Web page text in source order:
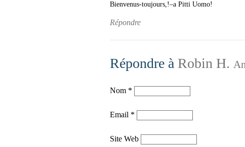
Bienvenus-toujours,!–a Pitti Uomo!
Répondre
Répondre à Robin H.
Nom *
Email *
Site Web